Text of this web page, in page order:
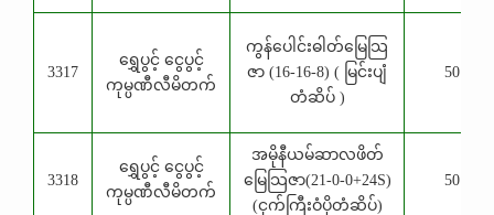
3317
ရွှေပွင့် ငွေပွင့်
ကုမ္ပဏီလီမိတက်
ကွန်ပေါင်းဓါတ်မြေသြ
ဇာ (16-16-8) ( မြင်းပျံ
တံဆိပ် )
50 Kg
3318
ရွှေပွင့် ငွေပွင့်
ကုမ္ပဏီလီမိတက်
အမိုနီယမ်ဆာလဖိတ်
မြေသြဇာ(21-0-0+24S)
(ငှက်ကြီးဝံပိုတံဆိပ်)
50 Kg